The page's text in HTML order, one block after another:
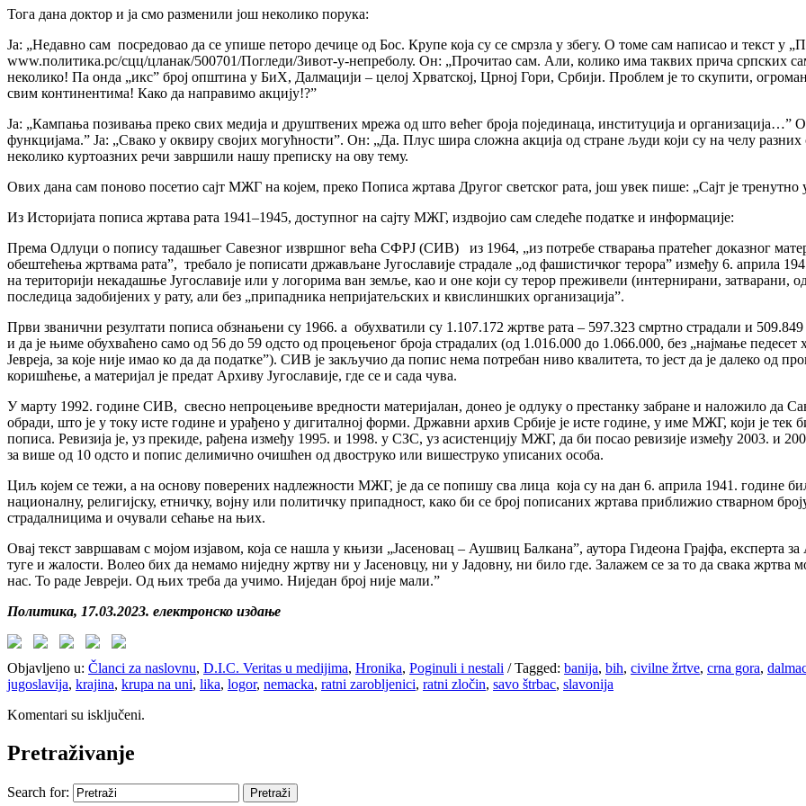
Тога дана доктор и ја смо разменили још неколико порука:
Ја: „Недавно сам посредовао да се упише петоро дечице од Бос. Крупе која су се смрзла у збегу. О томе сам написао и текст у
www.политика.рс/сцц/цланак/500701/Погледи/Зивот-у-непреболу. Он: „Прочитао сам. Али, колико има таквих прича српских
неколико! Па онда „икс” број општина у БиХ, Далмацији – целој Хрватској, Црној Гори, Србији. Проблем је то скупити,
свим континентима! Како да направимо акцију!?”
Ја: „Кампања позивања преко свих медија и друштвених мрежа од што већег броја појединаца, институција и
функцијама.” Ја: „Свако у оквиру својих могућности”. Он: „Да. Плус шира сложна акција од стране људи који су на челу
неколико куртоазних речи завршили нашу преписку на ову тему.
Ових дана сам поново посетио сајт МЖГ на којем, преко Пописа жртава Другог светског рата, још увек пише: „Сајт је
Из Историјата пописа жртава рата 1941–1945, доступног на сајту МЖГ, издвојио сам следеће податке и информације:
Према Одлуци о попису тадашњег Савезног извршног већа СФРЈ (СИВ) из 1964, „из потребе стварања пратећег доказног
обештећења жртвама рата”, требало је пописати држављане Југославије страдале „од фашистичког терора” између 6. априла
на територији некадашње Југославије или у логорима ван земље, као и оне који су терор преживели (интернирани, затварани,
последица задобијених у рату, али без „припадника непријатељских и квислиншких организација”.
Први званични резултати пописа обзнањени су 1966. а обухватили су 1.107.172 жртве рата – 597.323 смртно страдали и
и да је њиме обухваћено само од 56 до 59 одсто од процењеног броја страдалих (од 1.016.000 до 1.066.000, без „најмање
Јевреја, за које није имао ко да да податке”). СИВ је закључио да попис нема потребан ниво квалитета, то јест да је далеко од
коришћење, а материјал је предат Архиву Југославије, где се и сада чува.
У марту 1992. године СИВ, свесно непроцењиве вредности материјалан, донео је одлуку о престанку забране и наложило да
обради, што је у току исте године и урађено у дигиталној форми. Државни архив Србије је исте године, у име МЖГ, који је
пописа. Ревизија је, уз прекиде, рађена између 1995. и 1998. у СЗС, уз асистенцију МЖГ, да би посао ревизије између 2003. и
за више од 10 одсто и попис делимично очишћен од двоструко или вишеструко уписаних особа.
Циљ којем се тежи, а на основу поверених надлежности МЖГ, је да се попишу сва лица која су на дан 6. априла 1941. године
националну, религијску, етничку, војну или политичку припадност, како би се број пописаних жртава приближио стварном
страдалницима и очували сећање на њих.
Овај текст завршавам с мојом изјавом, која се нашла у књизи „Јасеновац – Аушвиц Балкана”, аутора Гидеона Грајфа,
туге и жалости. Волео бих да немамо ниједну жртву ни у Јасеновцу, ни у Јадовну, ни било где. Залажем се за то да свака
нас. То раде Јевреји. Од њих треба да учимо. Ниједан број није мали.”
Политика, 17.03.2023. електронско издање
Objavljeno u: Članci za naslovnu, D.I.C. Veritas u medijima, Hronika, Poginuli i nestali /Tagged: banija, bih, civilne žrtve, crna gora,
jugoslavija, krajina, krupa na uni, lika, logor, nemacka, ratni zarobljenici, ratni zločin, savo štrbac, slavonija
Komentari su isključeni.
Pretraživanje
Search for: